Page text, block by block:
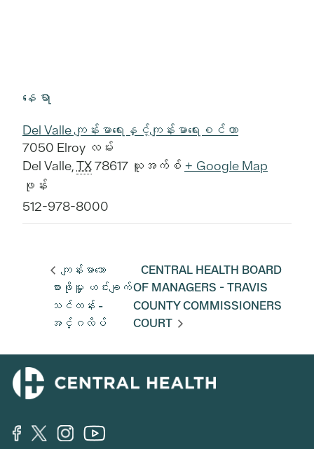
နေရာ
Del Valle ကျန်းမာရေးနှင့်ကျန်းမာရေးစင်တာ
7050 Elroy လမ်း
Del Valle,TX78617 ယူအက်စ် + Google Map
ဖုန်း
512-978-8000
ကျန်းမာသော
စားဖိုမှူး ဟင်းချက်
သင်တန်း -
အင်္ဂလိပ်
CENTRAL HEALTH BOARD
OF MANAGERS - TRAVIS
COUNTY COMMISSIONERS
COURT